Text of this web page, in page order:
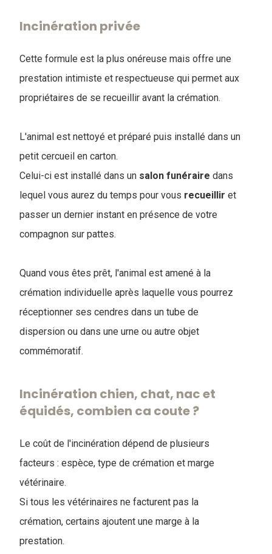
Incinération privée
Cette formule est la plus onéreuse mais offre une
prestation intimiste et respectueuse qui permet aux
propriétaires de se recueillir avant la crémation.
L'animal est nettoyé et préparé puis installé dans un
petit cercueil en carton.
Celui-ci est installé dans un salon funéraire dans
lequel vous aurez du temps pour vous recueillir et
passer un dernier instant en présence de votre
compagnon sur pattes.
Quand vous êtes prêt, l'animal est amené à la
crémation individuelle après laquelle vous pourrez
réceptionner ses cendres dans un tube de
dispersion ou dans une urne ou autre objet
commémoratif.
Incinération chien, chat, nac et
équidés, combien ca coute ?
Le coût de l'incinération dépend de plusieurs
facteurs : espèce, type de crémation et marge
vétérinaire.
Si tous les vétérinaires ne facturent pas la
crémation, certains ajoutent une marge à la
prestation.